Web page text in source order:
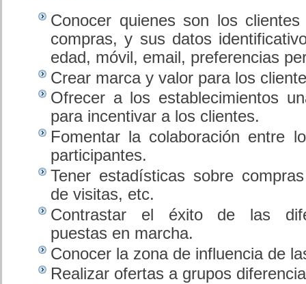
Conocer quienes son los
compras, y sus datos
edad, móvil, email, preferencias
Crear marca y valor para los
Ofrecer a los establecimientos
para incentivar a los clientes.
Fomentar la colaboración entre
participantes.
Tener estadísticas sobre
de visitas, etc.
Contrastar el éxito de las
puestas en marcha.
Conocer la zona de influencia de
Realizar ofertas a grupos